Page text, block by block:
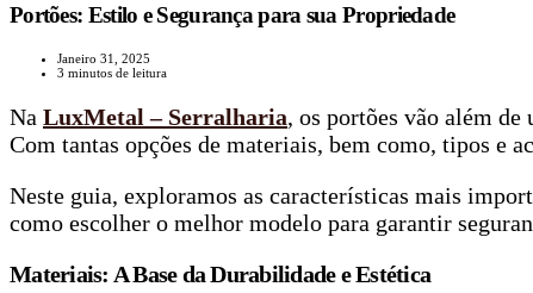
Portões: Estilo e Segurança para sua Propriedade
Janeiro 31, 2025
3 minutos de leitura
Na LuxMetal – Serralharia, os portões vão além
Com tantas opções de materiais, bem como, tipos e
Neste guia, exploramos as características mais
como escolher o melhor modelo para garantir
Materiais: A Base da Durabilidade e Estética